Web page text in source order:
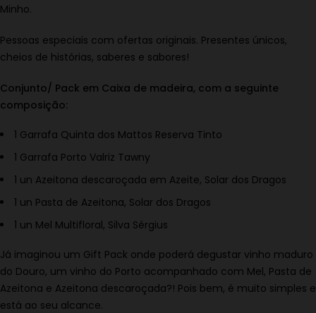
Minho.
Pessoas especiais com ofertas originais. Presentes únicos,
cheios de histórias, saberes e sabores!
Conjunto/ Pack em Caixa de madeira, com a seguinte
composição:
1 Garrafa Quinta dos Mattos Reserva Tinto
1 Garrafa Porto Valriz Tawny
1 un Azeitona descaroçada em Azeite, Solar dos Dragos
1 un Pasta de Azeitona, Solar dos Dragos
1 un Mel Multifloral, Silva Sérgius
Já imaginou um Gift Pack onde poderá degustar vinho maduro
do Douro, um vinho do Porto acompanhado com Mel, Pasta de
Azeitona e Azeitona descaroçada?! Pois bem, é muito simples e
está ao seu alcance.